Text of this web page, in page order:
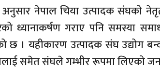
नेपाल चिया उत्पादक संघको
ध्यानाकर्षण गराए पनि समस्या
छ । यहीकारण उत्पादक संघ उद्योग
समेत संघले गम्भीर रूपमा लिएको